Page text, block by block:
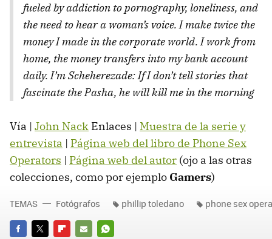
fueled by addiction to pornography, loneliness, and
the need to hear a woman’s voice. I make twice the
money I made in the corporate world. I work from
home, the money transfers into my bank account
daily. I’m Scheherezade: If I don’t tell stories that
fascinate the Pasha, he will kill me in the morning
Vía | John Nack Enlaces | Muestra de la serie y
entrevista | Página web del libro de Phone Sex
Operators | Página web del autor (ojo a las otras
colecciones, como por ejemplo Gamers)
TEMAS Fotógrafos phillip toledano phone sex